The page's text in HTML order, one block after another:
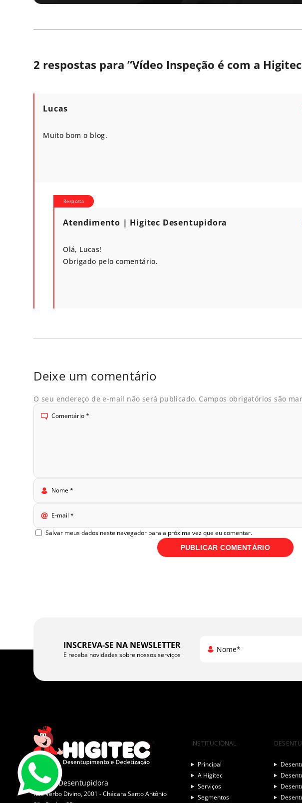
2 respostas para “Vídeo Inspeção é com a
Lucas
Muito bom o blog.
Atendimento | Higitec Desentupidora
Olá, Lucas!
Obrigado pelo comentário.
Deixe um comentário
O seu endereço de e-mail não será publicado. Campos obrigatórios são
Comentário*
Nome*
E-mail*
Salvar meus dados neste navegador para a próxima vez que eu comentar.
INSCREVA-SE NA NEWSLETTER
E receba novidades sobre nossos serviços
Nome*
Higitec Desentupidora
Rua Verbo Divino, 2001 - Chácara Santo Antônio
INSTITUCIONAL
Principal
A Higitec
Serviços
Segmentos